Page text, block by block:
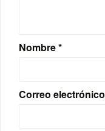
Nombre*
Correo electrónico